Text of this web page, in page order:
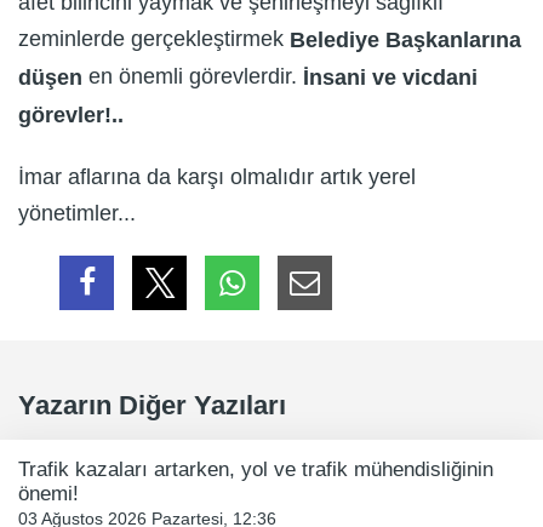
zeminlerde gerçekleştirmek Belediye Başkanlarına
düşen en önemli görevlerdir. İnsani ve vicdani
görevler!..
İmar aflarına da karşı olmalıdır artık yerel
yönetimler...
Yazarın Diğer Yazıları
Trafik kazaları artarken, yol ve trafik mühendisliğinin
önemi!
03 Ağustos 2026 Pazartesi, 12:36